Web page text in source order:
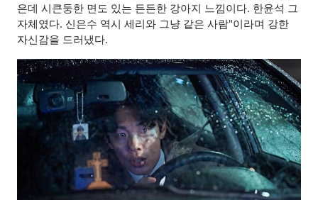
은데 시큰둥한 면도 있는 든든한 강아지 느낌이다. 한윤석 그
자체였다. 신은수 역시 세리와 그냥 같은 사람"이라며 강한
자신감을 드러냈다.